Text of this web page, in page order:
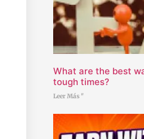
What are the best
tough times?
Leer Más "